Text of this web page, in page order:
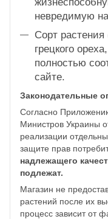
невредимую
Сорт
грецкого
полностью
сайте.
Законодательные
Согласно
Министров Украины
реализации
защите прав
надлежащего
подлежат.
Магазин не
растений после их
процесс зависит от